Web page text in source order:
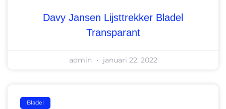
Davy Jansen Lijsttrekker Bladel
Transparant
admin januari 22, 2022
Bladel